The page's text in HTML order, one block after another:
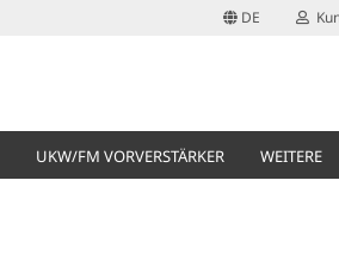
DE
UKW/FM VORVERSTÄRKER WEITERE